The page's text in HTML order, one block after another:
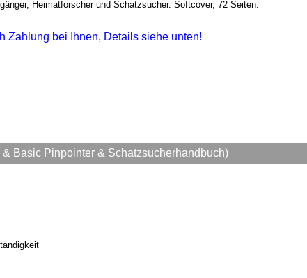
Heimatforscher und Schatzsucher. Softcover, 72 Seiten.
Zahlung bei Ihnen, Details siehe unten!
Basic Pinpointer & Schatzsucherhandbuch)